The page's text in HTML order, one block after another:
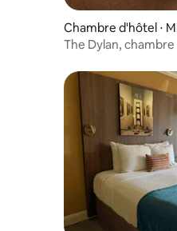
Chambre d'hôtel ⋅
The Dylan, chambre